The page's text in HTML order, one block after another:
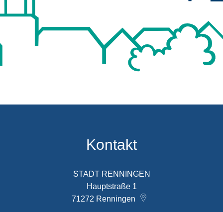
Kontakt
STADT RENNINGEN
Hauptstraße 1
71272 Renningen